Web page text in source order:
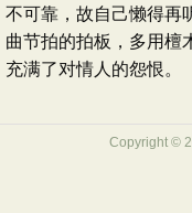
不可靠，故自己懒得再
曲节拍的拍板，多用檀
充满了对情人的怨恨。
Copyright ©